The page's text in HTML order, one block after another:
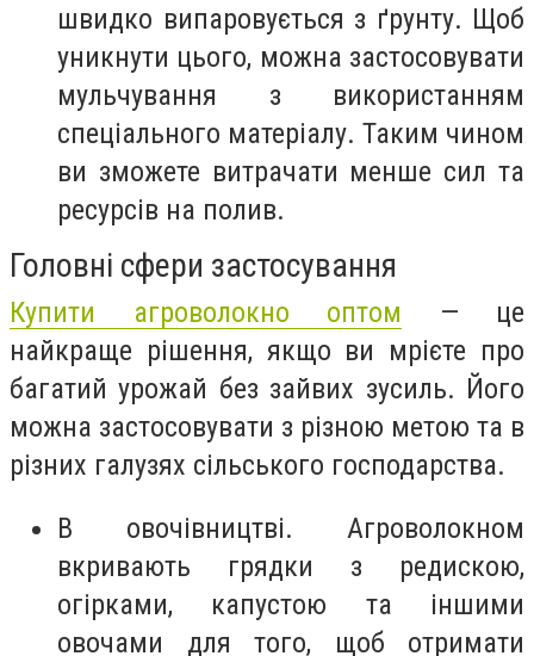
швидко випаровується з ґрунту. Щоб
уникнути цього, можна застосовувати
мульчування з використанням
спеціального матеріалу. Таким чином
ви зможете витрачати менше сил та
ресурсів на полив.
Головні сфери застосування
Купити агроволокно оптом — це
найкраще рішення, якщо ви мрієте про
багатий урожай без зайвих зусиль. Його
можна застосовувати з різною метою та в
різних галузях сільського господарства.
В овочівництві. Агроволокном
вкривають грядки з редискою,
огірками, капустою та іншими
овочами для того, щоб отримати